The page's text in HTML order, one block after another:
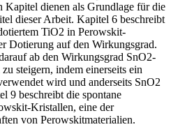
Kapitel dienen als Grundlage für die
dieser Arbeit. Kapitel 6 beschreibt
TiO2 in Perowskit-
Dotierung auf den Wirkungsgrad.
ab den Wirkungsgrad SnO2-
steigern, indem einerseits ein
wird und anderseits SnO2
9 beschreibt die spontane
Kristallen, eine der
von Perowskitmaterialien.